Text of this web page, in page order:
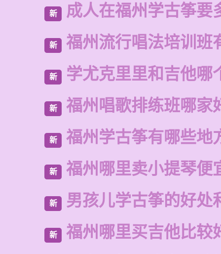
新 成人在福州学古筝要
新 福州流行唱法培训班
新 学尤克里里和吉他哪
新 福州唱歌排练班哪家
新 福州学古筝有哪些地
新 福州哪里卖小提琴便
新 男孩儿学古筝的好处
新 福州哪里买吉他比较